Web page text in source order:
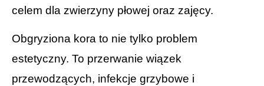
celem dla zwierzyny płowej oraz zajęcy.
Obgryziona kora to nie tylko problem
estetyczny. To przerwanie wiązek
przewodzących, infekcje grzybowe i